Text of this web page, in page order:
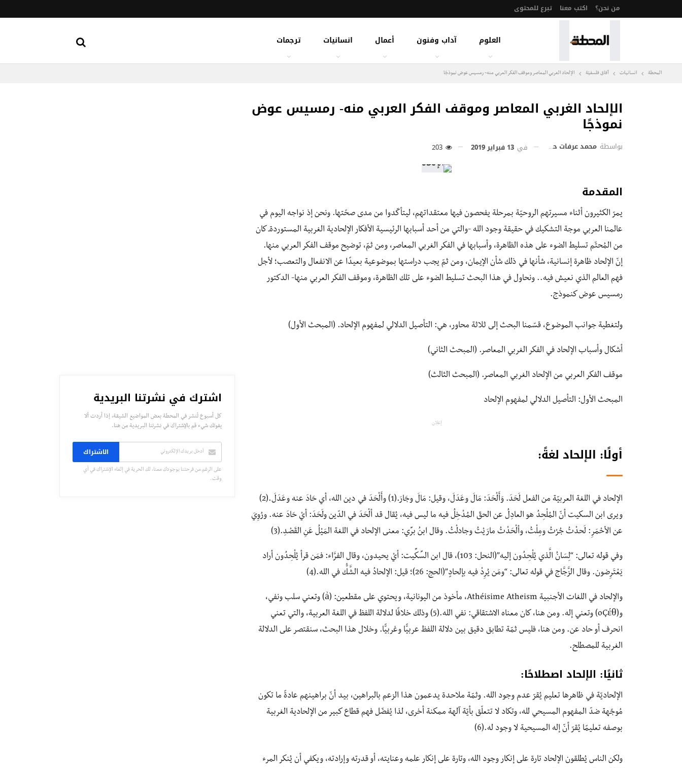
من نحن؟ اكتب معنا تبرع للمحتوى
العلوم آداب وفنون أعمال انسانيات ترجمات
المحطة انسانيات آفاق فلسفيّة‎ الإلحاد الغربي المعاصر وموقف الفكر العربي منه- رمسيس عوض نموذجًا
الإلحاد الغربي المعاصر وموقف الفكر العربي منه- رمسيس عوض
نموذجًا
بواسطة محمد عرفات حجازي في 13 فبراير 2019
المقدمة
يمرّ الكثيرون أثناء مسيرتهم الروحيّة بمرحلة يفحصون فيها معتقداتهم، ليتأكّدوا من مدى صحّتها. ونحن إذ نواجه اليوم في
عالمنا العربي موجة التشكيك في حقيقة وجود الله -والتي من أحد أسبابها الرئيسية الأفكار الإلحادية الغربية المستوردةـ كان
من المُحتّم تسليط الضوء على هذه الظاهرة، وأسبابها في الفكر الغربي المعاصر، ومن ثمّ، توضيح موقف الفكر العربي منها.
إنّ الإلحاد ظاهرة إنسانية، شأنها في ذلك شأن الإيمان، ومن ثمّ يجب دراستها بموضوعية بعيدًا عن الانفعال والتعصب؛ لأجل
فهم العالم الذي نعيش فيه.. ونحاول في هذا البحث تسليط الضوء على تلك الظاهرة، وموقف الفكر العربي منها- الدكتور
رمسيس عوض كنموذج.
ولتغطية جوانب الموضوع، قسّمنا البحث إلى ثلاثة محاور، هي: التأصيل الدلالي لمفهوم الإلحاد. (المبحث الأول)
أشكال وأسباب الإلحاد في الفكر الغربي المعاصر. (المبحث الثاني)
موقف الفكر العربي من الإلحاد الغربي المعاصر. (المبحث الثالث)
المبحث الأول: التأصيل الدلالي لمفهوم الإلحاد
إعلان
أولًا: الإلحاد لغةً:
الإلحاد في اللغة العربيّة من الفعل لَحَدَ. وَأَلْحَدَ: مَالَ وعَدَلَ، وقيل: مَالَ وجَارَ.(1) وأَلْحَدَ في دين الله، أي حَادَ عنه وعَدَلَ.(2)
ويرى ابن السكيت أنّ المُلْحِدُ هو العادِلُ عن الحقّ المُدْخِلُ فيه ما ليس فيه، يُقال قد ألْحَدَ في الدّين ولَحَدَ: أيْ حَادَ عنه. ورُوِيَ
عن الأحْمَرِ: لَحدْتُ جُرْتُ ومِلْتُ، وألْحَدْتُ مارَيْتُ وجادلْتُ. وقال ابنُ برِّي: معنى الإلحاد في اللغة المَيْلُ عَنِ القَصْدِ.(3)
وفي قوله تعالى: “لِسَانُ الَّذي يُلْحِدُون إليه”(النحل: 103)، قال ابن السِّكِّيت: أيْ يحيدون، وقال الفرَّاء: فمَن قرأ يُلْحِدُون أراد
يَعْتَرِضون. وقال الزَّجَّاج في قوله تعالى: “ومَن يُرِدْ فيه بإلحادٍ”(الحج: 26)؛ قيل: الإلحادُ فيه الشَّكُّ في الله.(4)
والإلحاد في اللغات الأجنبية Athéisime Atheism، مأخوذ من اليونانية، ويحتوي على مقطعين: (ẚ) وتعني سلب ونفي،
و(oÇέθ) وتعني إله. ومن هنا، كان معناه الاشتقاقي: نفي الله.(5) وذلك خلافًا لدلالة اللفظ في اللغة العربية، والتي تعني
انحرف أو حاد عن. ومن هنا، فليس ثمّة تطابق دقيق بين دلالة اللفظ عربيًّا وغربيًّا. وخلال هذا البحث، سنقتصر على الدلالة
الغربية للمصطلح.
ثانيًا: الإلحاد اصطلاحًا:
الإلحاديّة في ظاهرها تعليم يُقرّ عدم وجود الله. وثمّة ملاحدة يدعمون هذا الزعم بالبراهين، بيد أنّ براهينهم عادةً ما تكون
مُوجّهة ضدّ المفهوم المسيحي لله، وتكاد لا تتعلّق بأيّة آلهة ممكنة أخرى، لذا يُفضّل فهم قطاع كبير من الإلحادية الغربية
بوصفه تعليمًا يُقرّ أنّ إله المسيحية لا وجود له.(6)
ولكن الناس يُطلقون الإلحاد تارة على إنكار وجود الله، وتارة على إنكار علمه وعنايته، أو قدرته وإرادته، ويكفي أن يُنكر المرء
اشترك في نشرتنا البريدية
كل أسبوع تُنشر في المحطة بعض المواضيع الشيقة، إذا أردت ألا
يفوتك شيء قم بالإشتراك في نشرتنا البريدية من هنا.
الاشتراك
على الرغم من فرحتنا بوجودك معنا، لك الحرية في إلغاء الإشتراك في أي
وقت.